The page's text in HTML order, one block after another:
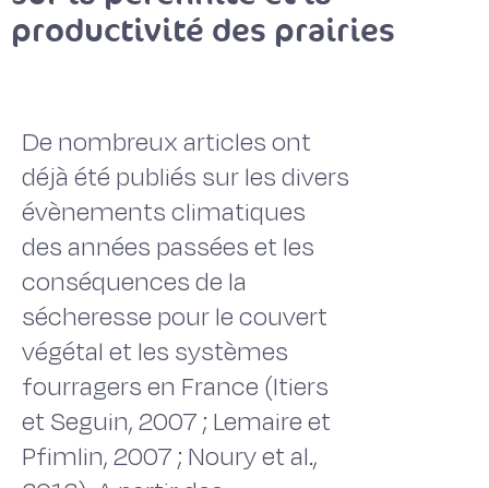
productivité des prairies
De nombreux articles ont
déjà été publiés sur les divers
évènements climatiques
des années passées et les
conséquences de la
sécheresse pour le couvert
végétal et les systèmes
fourragers en France (Itiers
et Seguin, 2007 ; Lemaire et
Pfimlin, 2007 ; Noury et al.,